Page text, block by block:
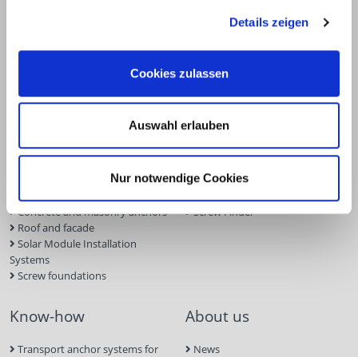
Details zeigen
Cookies zulassen
Auswahl erlauben
Nur notwendige Cookies
Deck construction and
Wood construction screws
Tools and aids
Concrete and masonry anchors
Roof and facade
Solar Module Installation
Systems
Screw foundations
Service
Deck software
Façade planner
Solar Planner
Approvals
Screw Finder
Know-how
Transport anchor systems for
About us
News